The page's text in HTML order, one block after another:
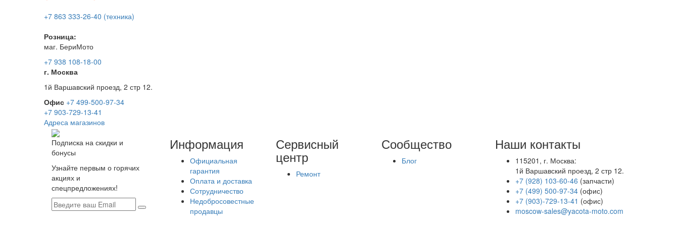
+7 863 333-26-40 (техника)
Розница:
маг. БериМото
+7 938 108-18-00
г. Москва
1й Варшавский проезд, 2 стр 12.
Офис +7 499-500-97-34
+7 903-729-13-41
Адреса магазинов
Подписка на скидки и
бонусы
Узнайте первым о горячих
акциях и
спецпредложениях!
Информация
Официальная
гарантия
Оплата и доставка
Сотрудничество
Недобросовестные
продавцы
Сервисный
центр
Ремонт
Сообщество
Блог
Наши контакты
115201, г. Москва:
1й Варшавский проезд, 2 стр 12.
+7 (928) 103-60-46 (запчасти)
+7 (499) 500-97-34(офис)
+7 (903)-729-13-41 (офис)
moscow-sales@yacota-moto.com